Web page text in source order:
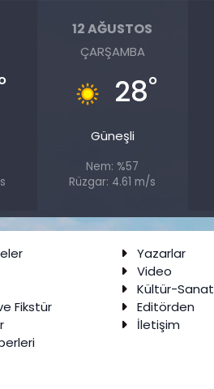
12 AĞUSTOS
ÇARŞAMBA
28°
Güneşli
Nem: %57
Rüzgar: 4.61 m/s
Fikstür
Yazarlar
Video
Kültür-Sanat
Editörden
İletişim